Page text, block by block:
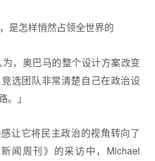
，奥巴马的整个设计方案改变
选团队非常清楚自己在政治设
。」
让它将民主政治的视角转向了
闻周刊》的采访中，Michael